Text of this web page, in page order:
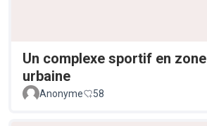
Un complexe sportif en zone
urbaine
Anonyme 58